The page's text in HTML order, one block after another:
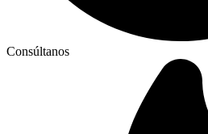
Consúltanos